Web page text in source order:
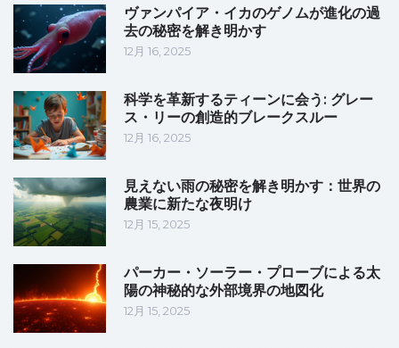
ヴァンパイア・イカのゲノムが進化の過
去の秘密を解き明かす
12月 16, 2025
科学を革新するティーンに会う: グレー
ス・リーの創造的ブレークスルー
12月 16, 2025
見えない雨の秘密を解き明かす：世界の
農業に新たな夜明け
12月 15, 2025
パーカー・ソーラー・プローブによる太
陽の神秘的な外部境界の地図化
12月 15, 2025